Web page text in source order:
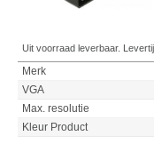
Uit voorraad leverbaar.
Merk
VGA
Max. resolutie
Kleur Product